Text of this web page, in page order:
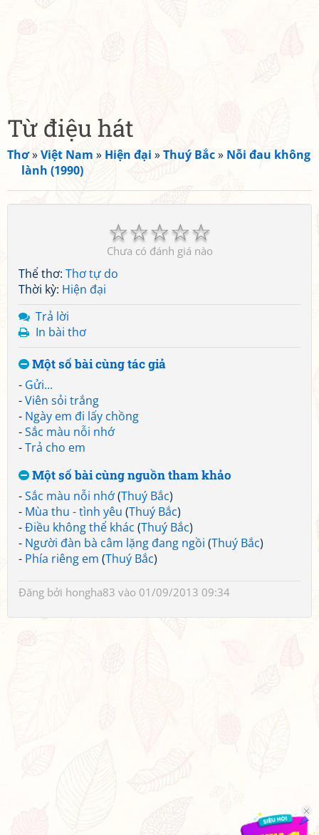
Từ điệu hát
Thơ»Việt Nam » Hiện đại »Thuý Bắc» Nỗi đau không
lành (1990)
☆
☆
☆
☆
☆
Chưa có đánh giá nào
Thể thơ: Thơ tự do
Thời kỳ: Hiện đại
Trả lời
In bài thơ
Một số bài cùng tác giả
- Gửi...
-Viên sỏi trắng
- Ngày em đi lấy chồng
-Sắc màu nỗi nhớ
-Trả cho em
Một số bài cùng nguồn tham khảo
-Sắc màu nỗi nhớ(Thuý Bắc)
- Mùa thu - tình yêu (Thuý Bắc)
-Điều không thể khác (Thuý Bắc)
- Người đàn bà câm lặng đang ngồi (Thuý Bắc)
- Phía riêng em (Thuý Bắc)
Đăng bởi hongha83 vào 01/09/2013 09:34